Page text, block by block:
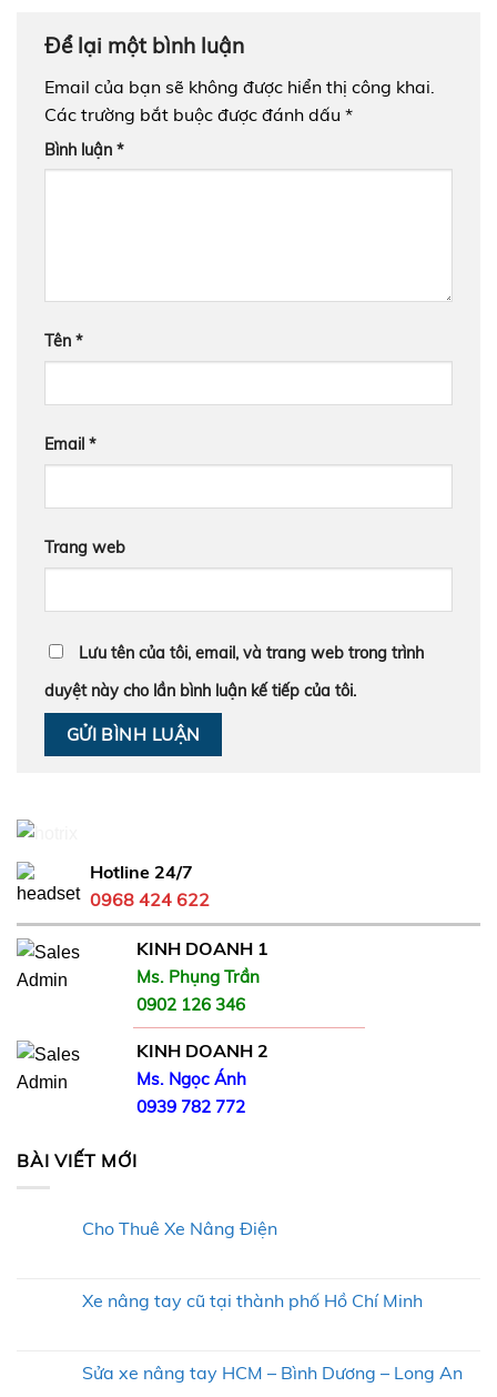
Hotline 24/7
0968 424 622
KINH DOANH 1
Ms. Phụng Trần
0902 126 346
KINH DOANH 2
Ms. Ngọc Ánh
0939 782 772
BÀI VIẾT MỚI
Cho Thuê Xe Nâng Điện
luận
ở
Nâng
Điện
Xe nâng tay cũ tại thành phố Hồ Chí Minh
luận
ởSửa xe nâng tay HCM – Bình Dương – Long An
Để lại một bình luận
Email của bạn sẽ không được hiển thị công khai.
Các trường bắt buộc được đánh dấu *
Bình luận *
Tên *
Email *
Trang web
Lưu tên của tôi, email, và trang web trong trình
duyệt này cho lần bình luận kế tiếp của tôi.